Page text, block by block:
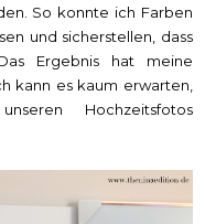
So konnte ich Farben
und sicherstellen, dass
Ergebnis hat meine
kann es kaum erwarten,
Hochzeitsfotos